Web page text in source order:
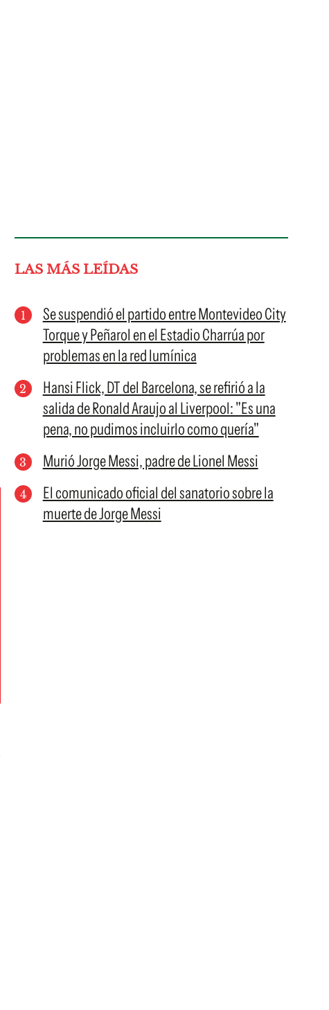
LAS MÁS LEÍDAS
Se suspendió el partido entre Montevideo City
Torque y Peñarol en el Estadio Charrúa por
problemas en la red lumínica
Hansi Flick, DT del Barcelona, se refirió a la
salida de Ronald Araujo al Liverpool: "Es una
pena, no pudimos incluirlo como quería"
Murió Jorge Messi, padre de Lionel Messi
El comunicado oficial del sanatorio sobre la
muerte de Jorge Messi